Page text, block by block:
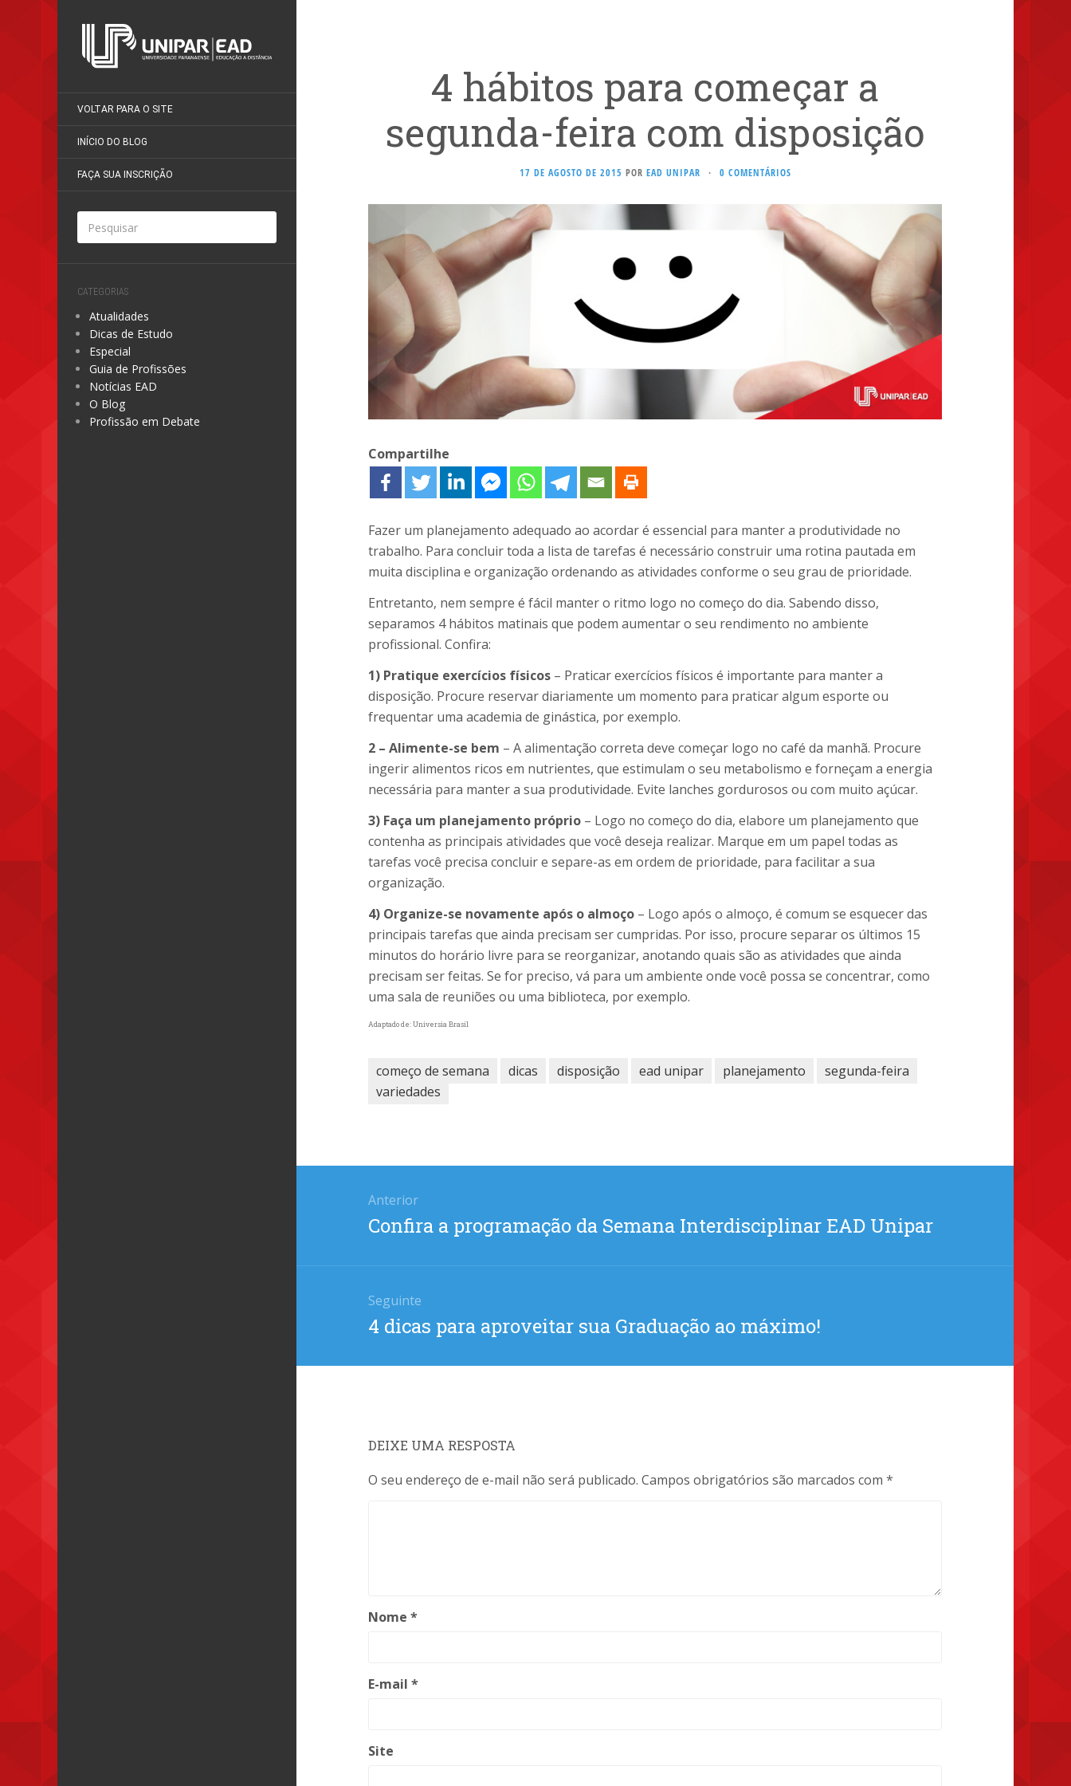
VOLTAR PARA O SITE
INÍCIO DO BLOG
FAÇA SUA INSCRIÇÃO
CATEGORIAS
Atualidades
Dicas de Estudo
Especial
Guia de Profissões
Notícias EAD
O Blog
Profissão em Debate
4 hábitos para começar a
segunda-feira com disposição
17 DE AGOSTO DE 2015 POR EAD UNIPAR · 0 COMENTÁRIOS
Compartilhe
Fazer um planejamento adequado ao acordar é essencial para manter a produtividade no
trabalho. Para concluir toda a lista de tarefas é necessário construir uma rotina pautada em
muita disciplina e organização ordenando as atividades conforme o seu grau de prioridade.
Entretanto, nem sempre é fácil manter o ritmo logo no começo do dia. Sabendo disso,
separamos 4 hábitos matinais que podem aumentar o seu rendimento no ambiente
profissional. Confira:
1) Pratique exercícios físicos – Praticar exercícios físicos é importante para manter a
disposição. Procure reservar diariamente um momento para praticar algum esporte ou
frequentar uma academia de ginástica, por exemplo.
2 – Alimente-se bem – A alimentação correta deve começar logo no café da manhã. Procure
ingerir alimentos ricos em nutrientes, que estimulam o seu metabolismo e forneçam a energia
necessária para manter a sua produtividade. Evite lanches gordurosos ou com muito açúcar.
3) Faça um planejamento próprio – Logo no começo do dia, elabore um planejamento que
contenha as principais atividades que você deseja realizar. Marque em um papel todas as
tarefas você precisa concluir e separe-as em ordem de prioridade, para facilitar a sua
organização.
4) Organize-se novamente após o almoço – Logo após o almoço, é comum se esquecer das
principais tarefas que ainda precisam ser cumpridas. Por isso, procure separar os últimos 15
minutos do horário livre para se reorganizar, anotando quais são as atividades que ainda
precisam ser feitas. Se for preciso, vá para um ambiente onde você possa se concentrar, como
uma sala de reuniões ou uma biblioteca, por exemplo.
Adaptado de: Universia Brasil
começo de semana dicas disposição ead unipar planejamento
segunda-feira
variedades
Anterior
Post
Confira a programação da Semana Interdisciplinar EAD Unipar
Seguinte
Próximo
4 dicas para aproveitar sua Graduação ao máximo!
DEIXE UMA RESPOSTA
O seu endereço de e-mail não será publicado. Campos obrigatórios são marcados com *
Nome *
E-mail *
Site